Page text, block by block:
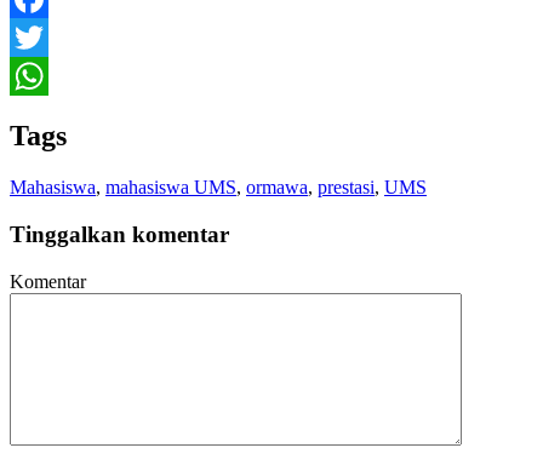
Facebook
Twitter
Tags
Mahasiswa, mahasiswa UMS, ormawa, prestasi, UMS
Tinggalkan komentar
Komentar